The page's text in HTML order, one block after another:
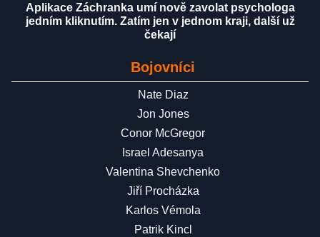
Aplikace Záchranka umí nově zavolat psychologa
jedním kliknutím. Zatím jen v jednom kraji, další už
čekají
Bojovníci
Nate Diaz
Jon Jones
Conor McGregor
Israel Adesanya
Valentina Shevchenko
Jiří Procházka
Karlos Vémola
Patrik Kincl